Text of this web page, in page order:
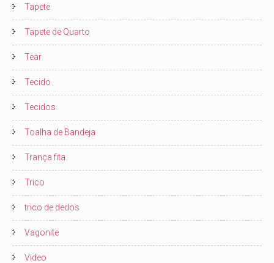
Tapete
Tapete de Quarto
Tear
Tecido
Tecidos
Toalha de Bandeja
Trança fita
Trico
trico de dedos
Vagonite
Video